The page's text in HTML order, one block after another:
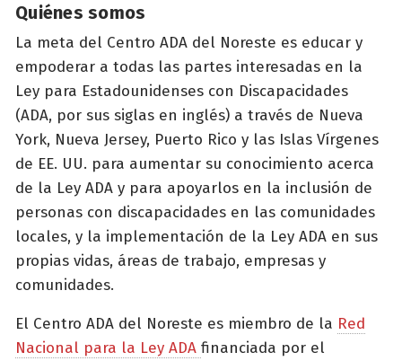
Quiénes somos
La meta del Centro ADA del Noreste es educar y
empoderar a todas las partes interesadas en la
Ley para Estadounidenses con Discapacidades
(ADA, por sus siglas en inglés) a través de Nueva
York, Nueva Jersey, Puerto Rico y las Islas Vírgenes
de EE. UU. para aumentar su conocimiento acerca
de la Ley ADA y para apoyarlos en la inclusión de
personas con discapacidades en las comunidades
locales, y la implementación de la Ley ADA en sus
propias vidas, áreas de trabajo, empresas y
comunidades.
El Centro ADA del Noreste es miembro de la Red
Nacional para la Ley ADA financiada por el